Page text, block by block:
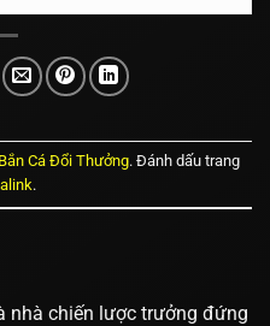
Bắn Cá Đổi Thưởng. Đánh dấu trang
.
nhà chiến lược trưởng đứng